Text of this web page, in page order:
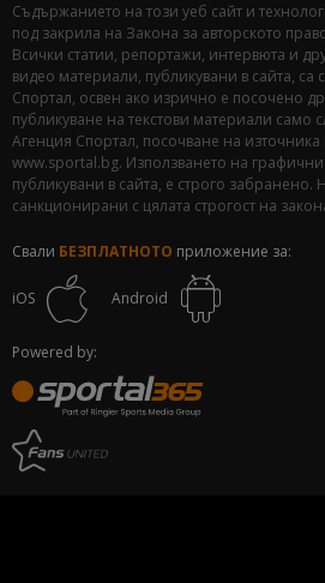
Съдържанието на този уеб сайт и
под закрила на Закона за авторското
Всички статии, репортажи, интервюта и
видео материали, публикувани в сайта, са
Спортал, освен ако изрично е посочено
публикуване на текстови материали само
Агенция Спортал, посочване на
www.sportal.bg. Използването на
публикувани в сайта, е строго
санкционирани с цялата строгост на
Свали БЕЗПЛАТНОТО приложение за:
iOS Android
Powered by: